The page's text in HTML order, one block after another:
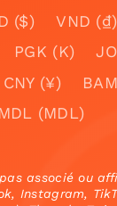
($) VND (₫)
PGK (K)
CNY (¥)
MDL (MDL)
pas associé ou
Instagram,